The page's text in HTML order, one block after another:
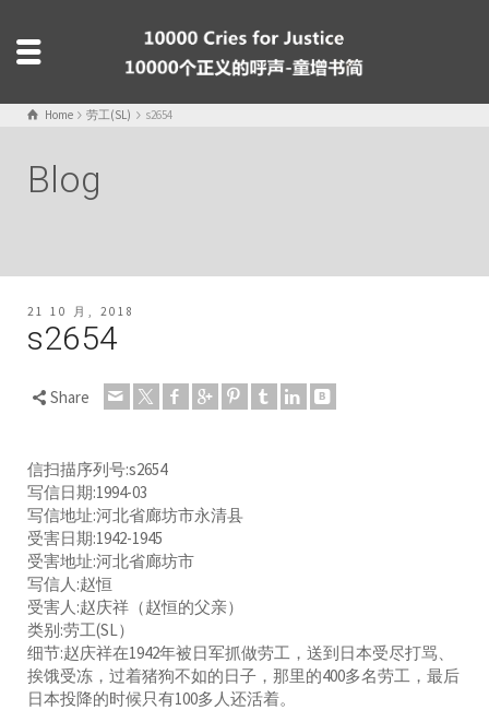
Home 劳工(SL) s2654
Blog
21 10 月, 2018
s2654
Share
信扫描序列号:s2654
写信日期:1994-03
写信地址:河北省廊坊市永清县
受害日期:1942-1945
受害地址:河北省廊坊市
写信人:赵恒
受害人:赵庆祥（赵恒的父亲）
类别:劳工(SL）
细节:赵庆祥在1942年被日军抓做劳工，送到日本受尽打骂、
挨饿受冻，过着猪狗不如的日子，那里的400多名劳工，最后
日本投降的时候只有100多人还活着。